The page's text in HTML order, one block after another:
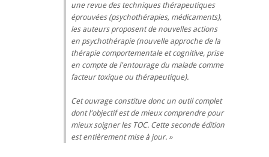
une revue des techniques thérapeutiques
éprouvées (psychothérapies, médicaments),
les auteurs proposent de nouvelles actions
en psychothérapie (nouvelle approche de la
thérapie comportementale et cognitive, prise
en compte de l'entourage du malade comme
facteur toxique ou thérapeutique).
Cet ouvrage constitue donc un outil complet
dont l'objectif est de mieux comprendre pour
mieux soigner les TOC. Cette seconde édition
est entièrement mise à jour.